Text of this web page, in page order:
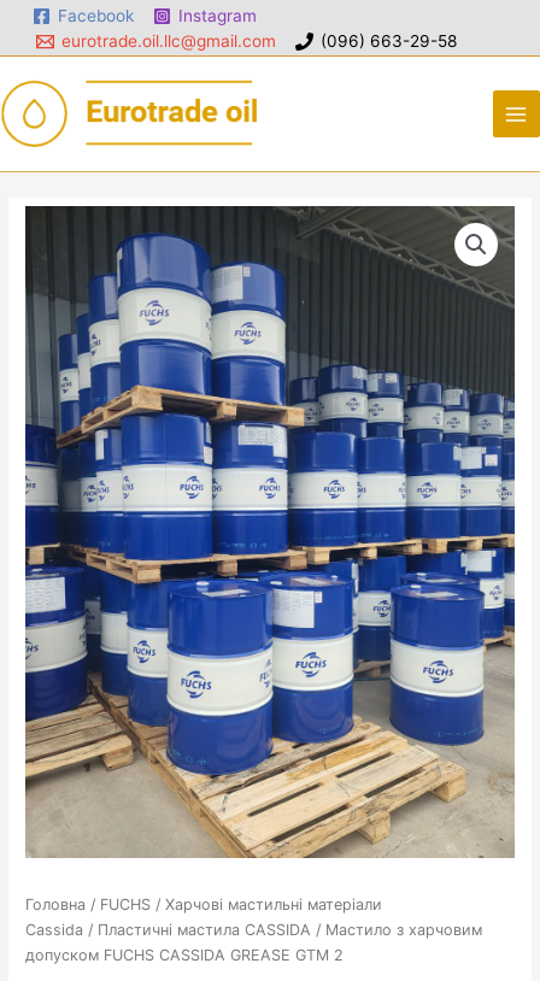
Facebook
Instagram
eurotrade.oil.llc@gmail.com
(096) 663-29-58
Головна / FUCHS /Харчові мастильні матеріали
Cassida / Пластичні мастила CASSIDA / Мастило з харчовим
допуском FUCHS CASSIDA GREASE GTM 2